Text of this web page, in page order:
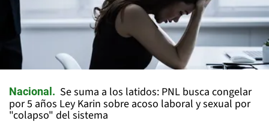
Nacional
Se suma a los latidos: PNL busca congelar
por 5 años Ley Karin sobre acoso laboral y sexual por
"colapso" del sistema